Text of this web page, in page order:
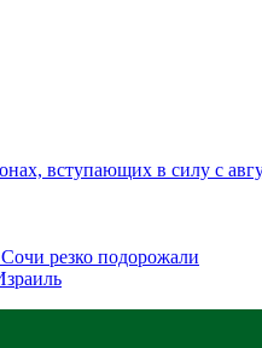
вступающих в силу с
резко подорожали